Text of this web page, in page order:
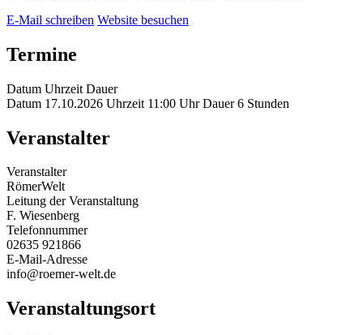
E-Mail schreiben Website besuchen
Termine
Datum Uhrzeit Dauer
Datum 17.10.2026 Uhrzeit 11:00 Uhr Dauer 6 Stunden
Veranstalter
Veranstalter
RömerWelt
Leitung der Veranstaltung
F. Wiesenberg
Telefonnummer
02635 921866
E-Mail-Adresse
info@roemer-welt.de
Veranstaltungsort